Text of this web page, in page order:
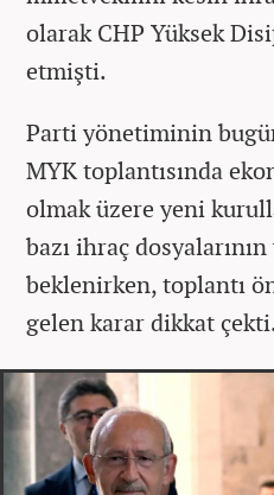
olarak CHP Yüksek
etmişti.
Parti yönetiminin
MYK toplantısında
olmak üzere yeni
bazı ihraç
beklenirken, toplantı
gelen karar dikkat